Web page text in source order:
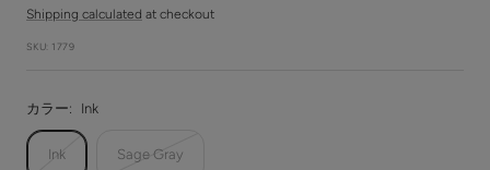
price
price
Shipping calculated at checkout
SKU: 1779
カラー: Ink
Ink Sage Gray